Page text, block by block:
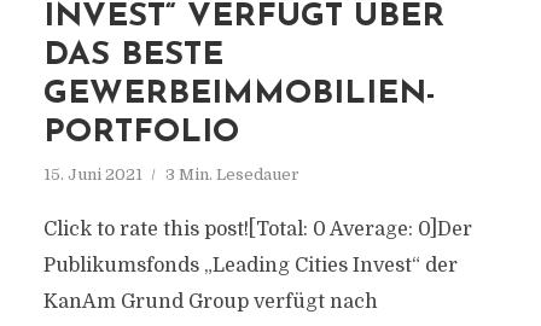
INVEST“ VERFÜGT ÜBER
DAS BESTE
GEWERBEIMMOBILIEN-
PORTFOLIO
15. Juni 2021 3 Min. Lesedauer
Click to rate this post![Total: 0 Average: 0]Der
Publikumsfonds „Leading Cities Invest“ der
KanAm Grund Group verfügt nach